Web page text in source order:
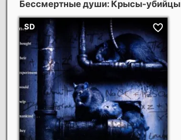
Бессмертные души: Крысы-убийцы